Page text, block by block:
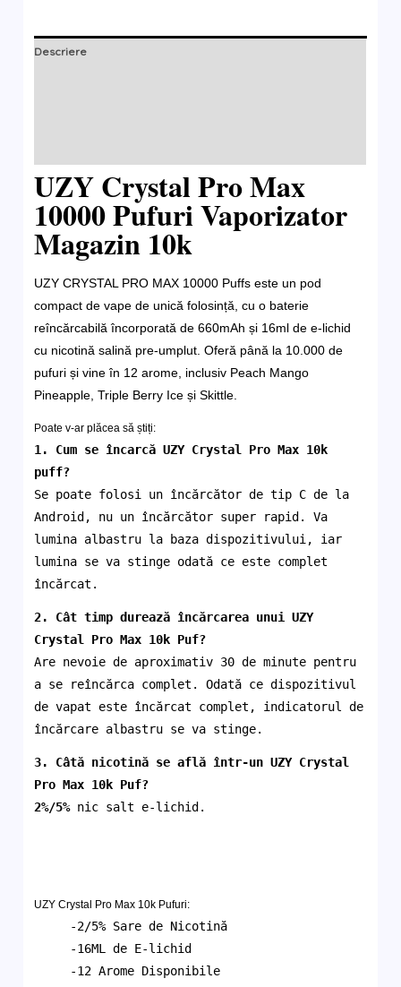
Descriere
UZY Crystal Pro Max
10000 Pufuri Vaporizator
Magazin 10k
UZY CRYSTAL PRO MAX 10000 Puffs este un pod
compact de vape de unică folosință, cu o baterie
reîncărcabilă încorporată de 660mAh și 16ml de e-lichid
cu nicotină salină pre-umplut. Oferă până la 10.000 de
pufuri și vine în 12 arome, inclusiv Peach Mango
Pineapple, Triple Berry Ice și Skittle.
Poate v-ar plăcea să știți:
1. Cum se încarcă UZY Crystal Pro Max 10k
puff?
Se poate folosi un încărcător de tip C de la
Android, nu un încărcător super rapid. Va
lumina albastru la baza dispozitivului, iar
lumina se va stinge odată ce este complet
încărcat.
2. Cât timp durează încărcarea unuiUZY
Crystal Pro Max 10k Puf?
Are nevoie de aproximativ 30 de minute pentru
a se reîncărca complet. Odată ce dispozitivul
de vapat este încărcat complet, indicatorul de
încărcare albastru se va stinge.
3. Câtă nicotină se află într-unUZY Crystal
Pro Max 10k Puf?
2%/5%nic salt e-lichid.
UZY Crystal Pro Max 10k Pufuri:
-2/5% Sare de Nicotină
-16ML de E-lichid
-12 Arome Disponibile